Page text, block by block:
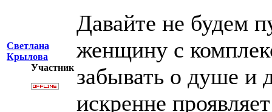
Светлана
Крылова
Участник
Давайте не будем
женщину с
забывать о душе и
искренне